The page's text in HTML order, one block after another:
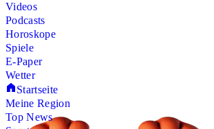
Videos
Podcasts
Horoskope
Spiele
E-Paper
Wetter
Startseite
Meine Region
Top News